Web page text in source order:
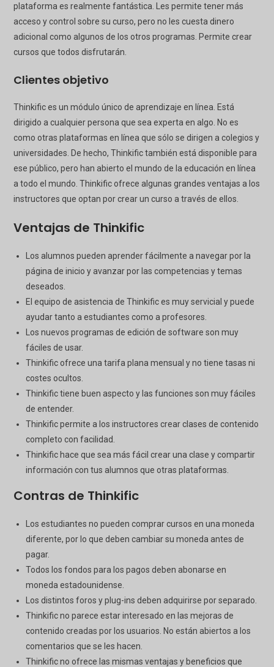
plataforma es realmente fantástica. Les permite tener más
acceso y control sobre su curso, pero no les cuesta dinero
adicional como algunos de los otros programas. Permite crear
cursos que todos disfrutarán.
Clientes objetivo
Thinkific es un módulo único de aprendizaje en línea. Está
dirigido a cualquier persona que sea experta en algo. No es
como otras plataformas en línea que sólo se dirigen a colegios y
universidades. De hecho, Thinkific también está disponible para
ese público, pero han abierto el mundo de la educación en línea
a todo el mundo. Thinkific ofrece algunas grandes ventajas a los
instructores que optan por crear un curso a través de ellos.
Ventajas de Thinkific
Los alumnos pueden aprender fácilmente a navegar por la
página de inicio y avanzar por las competencias y temas
deseados.
El equipo de asistencia de Thinkific es muy servicial y puede
ayudar tanto a estudiantes como a profesores.
Los nuevos programas de edición de software son muy
fáciles de usar.
Thinkific ofrece una tarifa plana mensual y no tiene tasas ni
costes ocultos.
Thinkific tiene buen aspecto y las funciones son muy fáciles
de entender.
Thinkific permite a los instructores crear clases de contenido
completo con facilidad.
Thinkific hace que sea más fácil crear una clase y compartir
información con tus alumnos que otras plataformas.
Contras de Thinkific
Los estudiantes no pueden comprar cursos en una moneda
diferente, por lo que deben cambiar su moneda antes de
pagar.
Todos los fondos para los pagos deben abonarse en
moneda estadounidense.
Los distintos foros y plug-ins deben adquirirse por separado.
Thinkific no parece estar interesado en las mejoras de
contenido creadas por los usuarios. No están abiertos a los
comentarios que se les hacen.
Thinkific no ofrece las mismas ventajas y beneficios que